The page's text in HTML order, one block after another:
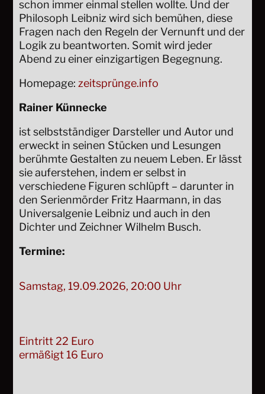
schon immer einmal stellen wollte. Und der
Philosoph Leibniz wird sich bemühen, diese
Fragen nach den Regeln der Vernunft und der
Logik zu beantworten. Somit wird jeder
Abend zu einer einzigartigen Begegnung.
Homepage:zeitsprünge.info
Rainer Künnecke
ist selbstständiger Darsteller und Autor und
erweckt in seinen Stücken und Lesungen
berühmte Gestalten zu neuem Leben. Er lässt
sie auferstehen, indem er selbst in
verschiedene Figuren schlüpft – darunter in
den Serienmörder Fritz Haarmann, in das
Universalgenie Leibniz und auch in den
Dichter und Zeichner Wilhelm Busch.
Termine:
Samstag, 19.09.2026, 20:00 Uhr
Eintritt 22 Euro
ermäßigt 16 Euro